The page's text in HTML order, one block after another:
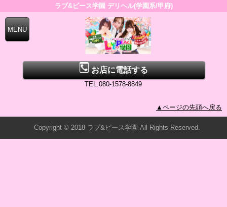
ラブ&ピース学園 デリヘル(学園系/甲府)
お店に電話する
TEL.080-1578-8849
▲ページの先頭へ戻る
Copyright © 2018 ラブ&ピース学園 All Rights Reserved.